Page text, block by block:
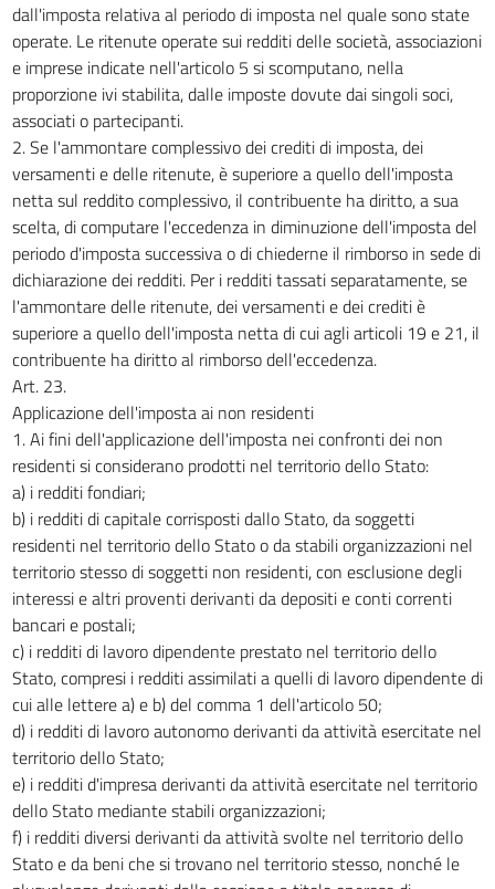
dall'imposta relativa al periodo di imposta nel quale sono state
operate. Le ritenute operate sui redditi delle società, associazioni
e imprese indicate nell'articolo 5 si scomputano, nella
proporzione ivi stabilita, dalle imposte dovute dai singoli soci,
associati o partecipanti.
2. Se l'ammontare complessivo dei crediti di imposta, dei
versamenti e delle ritenute, è superiore a quello dell'imposta
netta sul reddito complessivo, il contribuente ha diritto, a sua
scelta, di computare l'eccedenza in diminuzione dell'imposta del
periodo d'imposta successiva o di chiederne il rimborso in sede di
dichiarazione dei redditi. Per i redditi tassati separatamente, se
l'ammontare delle ritenute, dei versamenti e dei crediti è
superiore a quello dell'imposta netta di cui agli articoli 19 e 21, il
contribuente ha diritto al rimborso dell'eccedenza.
Art. 23.
Applicazione dell'imposta ai non residenti
1. Ai fini dell'applicazione dell'imposta nei confronti dei non
residenti si considerano prodotti nel territorio dello Stato:
a) i redditi fondiari;
b) i redditi di capitale corrisposti dallo Stato, da soggetti
residenti nel territorio dello Stato o da stabili organizzazioni nel
territorio stesso di soggetti non residenti, con esclusione degli
interessi e altri proventi derivanti da depositi e conti correnti
bancari e postali;
c) i redditi di lavoro dipendente prestato nel territorio dello
Stato, compresi i redditi assimilati a quelli di lavoro dipendente di
cui alle lettere a) e b) del comma 1 dell'articolo 50;
d) i redditi di lavoro autonomo derivanti da attività esercitate nel
territorio dello Stato;
e) i redditi d'impresa derivanti da attività esercitate nel territorio
dello Stato mediante stabili organizzazioni;
f) i redditi diversi derivanti da attività svolte nel territorio dello
Stato e da beni che si trovano nel territorio stesso, nonché le